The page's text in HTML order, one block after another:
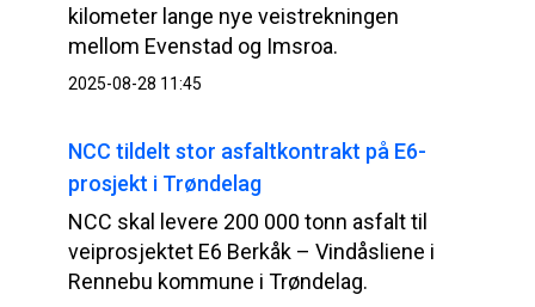
kilometer lange nye veistrekningen
mellom Evenstad og Imsroa.
2025-08-28 11:45
NCC tildelt stor asfaltkontrakt på E6-
prosjekt i Trøndelag
NCC skal levere 200 000 tonn asfalt til
veiprosjektet E6 Berkåk – Vindåsliene i
Rennebu kommune i Trøndelag.